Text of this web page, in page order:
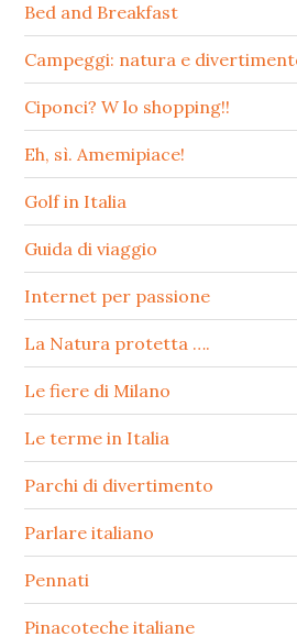
Bed and Breakfast
Campeggi: natura e
Ciponci? W lo shopping!!
Eh, sì. Amemipiace!
Golf in Italia
Guida di viaggio
Internet per passione
La Natura protetta ….
Le fiere di Milano
Le terme in Italia
Parchi di divertimento
Parlare italiano
Pennati
Pinacoteche italiane